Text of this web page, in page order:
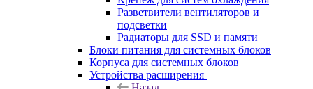
Разветвители вентиляторов и
подсветки
Радиаторы для SSD и памяти
Блоки питания для системных блоков
Корпуса для системных блоков
Устройства расширения